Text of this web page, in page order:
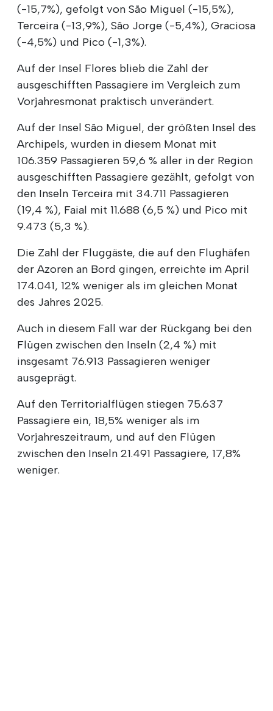
(-15,7%), gefolgt von São Miguel (-15,5%),
Terceira (-13,9%), São Jorge (-5,4%), Graciosa
(-4,5%) und Pico (-1,3%).
Auf der Insel Flores blieb die Zahl der
ausgeschifften Passagiere im Vergleich zum
Vorjahresmonat praktisch unverändert.
Auf der Insel São Miguel, der größten Insel des
Archipels, wurden in diesem Monat mit
106.359 Passagieren 59,6 % aller in der Region
ausgeschifften Passagiere gezählt, gefolgt von
den Inseln Terceira mit 34.711 Passagieren
(19,4 %), Faial mit 11.688 (6,5 %) und Pico mit
9.473 (5,3 %).
Die Zahl der Fluggäste, die auf den Flughäfen
der Azoren an Bord gingen, erreichte im April
174.041, 12% weniger als im gleichen Monat
des Jahres 2025.
Auch in diesem Fall war der Rückgang bei den
Flügen zwischen den Inseln (2,4 %) mit
insgesamt 76.913 Passagieren weniger
ausgeprägt.
Auf den Territorialflügen stiegen 75.637
Passagiere ein, 18,5% weniger als im
Vorjahreszeitraum, und auf den Flügen
zwischen den Inseln 21.491 Passagiere, 17,8%
weniger.